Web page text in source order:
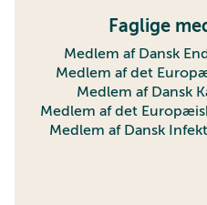
Faglige
Medlem af Dansk
Medlem af det
Medlem af Dansk
Medlem af det
Medlem af Dansk